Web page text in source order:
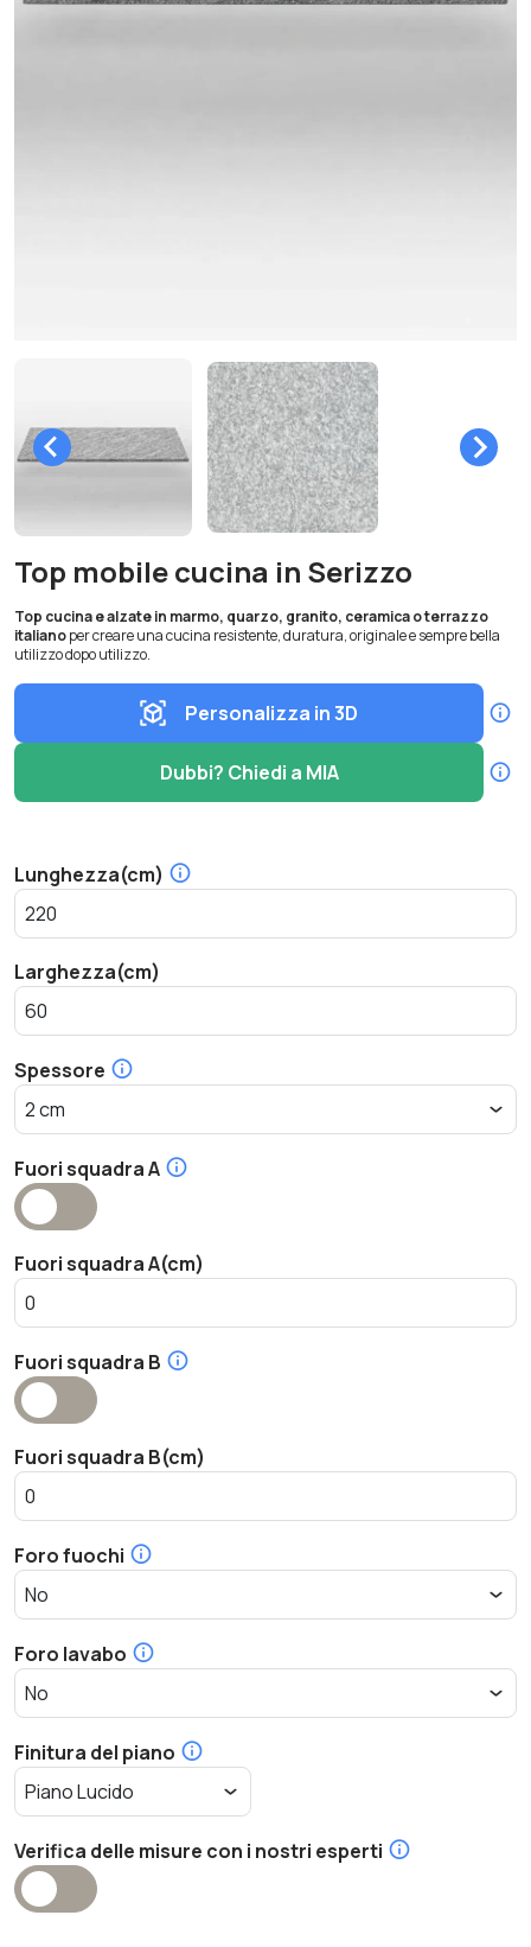
Top mobile cucina in Serizzo
Top cucina e alzate in marmo, quarzo, granito, ceramica o terrazzo
italianoper creare una cucina resistente, duratura, originale e sempre bella
utilizzo dopo utilizzo.
Personalizza in 3D
Dubbi? Chiedi a MIA
Lunghezza(cm)
Larghezza(cm)
Spessore
Fuori squadra A
Fuori squadra A(cm)
Fuori squadra B
Fuori squadra B(cm)
Foro fuochi
Foro lavabo
Finitura del piano
Verifica delle misure con i nostri esperti